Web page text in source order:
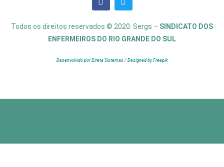
Todos os direitos reservados © 2020. Sergs – SINDICATO DOS
ENFERMEIROS DO RIO GRANDE DO SUL
Desenvolvido por Direta Sistemas / Designed by Freepik